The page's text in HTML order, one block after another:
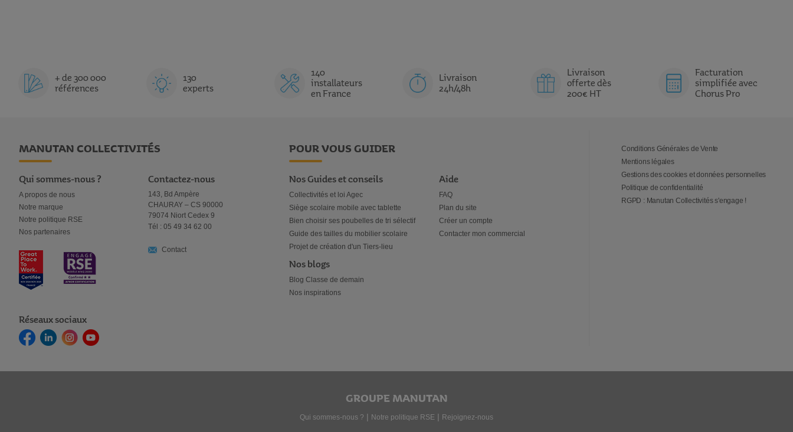
+ de 300 000
références
130
experts
140
installateurs
en France
Livraison
24h/48h
Livraison
offerte dès
200€ HT
Facturation
simplifiée avec
Chorus Pro
MANUTAN COLLECTIVITÉS
Qui sommes-nous ?
A propos de nous
Notre marque
Notre politique RSE
Nos partenaires
Réseaux sociaux
Contactez-nous
143, Bd Ampère
CHAURAY – CS 90000
79074 Niort Cedex 9
Tél : 05 49 34 62 00
Contact
POUR VOUS GUIDER
Nos Guides et conseils
Collectivités et loi Agec
Siège scolaire mobile avec tablette
Bien choisir ses poubelles de tri sélectif
Guide des tailles du mobilier scolaire
Projet de création d'un Tiers-lieu
Nos blogs
Blog Classe de demain
Nos inspirations
Aide
FAQ
Plan du site
Créer un compte
Contacter mon commercial
Conditions Générales de Vente
Mentions légales
Gestions des cookies et données personnelles
Politique de confidentialité
RGPD : Manutan Collectivités s'engage !
GROUPE MANUTAN
Qui sommes-nous ? | Notre politique RSE | Rejoignez-nous